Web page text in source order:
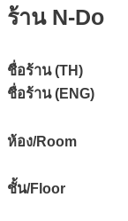
ร้าน N-Do
ชื่อร้าน (TH)
ชื่อร้าน (ENG)
ห้อง/Room
ชั้น/Floor